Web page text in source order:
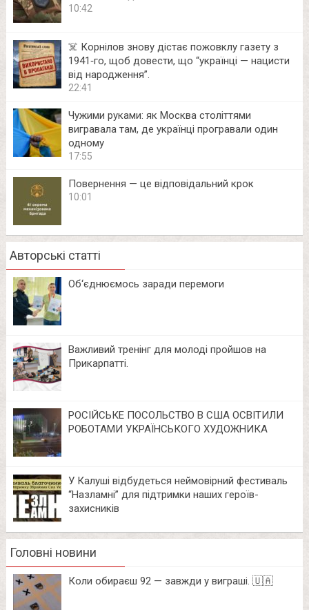
10:42
☠️ Корнілов знову дістає пожовклу газету з
1941‑го, щоб довести, що “українці — нацисти
від народження”.
22:41
Чужими руками: як Москва століттями
вигравала там, де українці програвали один
одному
17:55
Повернення — це відповідальний крок
10:01
Авторські статті
Об‘єднюємось заради перемоги
Важливий тренінг для молоді пройшов на
Прикарпатті.
РОСІЙСЬКЕ ПОСОЛЬСТВО В США ОСВІТИЛИ
РОБОТАМИ УКРАЇНСЬКОГО ХУДОЖНИКА
У Калуші відбудеться неймовірний фестиваль
“Назламні” для підтримки наших героїв-
захисників
Головні новини
Коли обираєш 92 — завжди у виграші. 🇺🇦